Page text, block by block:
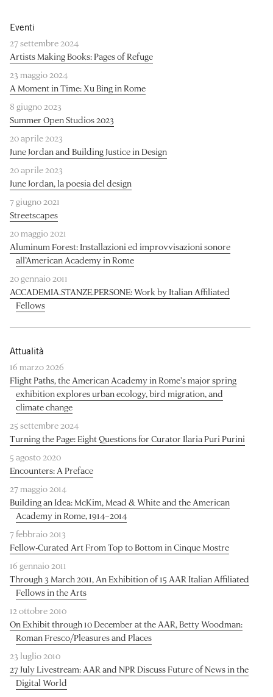
Eventi
27 settembre 2024
Artists Making Books: Pages of Refuge
23 maggio 2024
A Moment in Time: Xu Bing in Rome
8 giugno 2023
Summer Open Studios 2023
20 aprile 2023
June Jordan and Building Justice in Design
20 aprile 2023
June Jordan, la poesia del design
7 giugno 2021
Streetscapes
20 maggio 2021
Aluminum Forest: Installazioni ed improvvisazioni sonore
all’American Academy in Rome
20 gennaio 2011
ACCADEMIA.STANZE.PERSONE: Work by Italian Affiliated
Fellows
Attualità
16 marzo 2026
Flight Paths, the American Academy in Rome’s major spring
exhibition explores urban ecology, bird migration, and
climate change
25 settembre 2024
Turning the Page: Eight Questions for Curator Ilaria Puri Purini
5 agosto 2020
Encounters: A Preface
27 maggio 2014
Building an Idea: McKim, Mead & White and the American
Academy in Rome, 1914–2014
7 febbraio 2013
Fellow-Curated Art From Top to Bottom in Cinque Mostre
16 gennaio 2011
Through 3 March 2011, An Exhibition of 15 AAR Italian Affiliated
Fellows in the Arts
12 ottobre 2010
On Exhibit through 10 December at the AAR, Betty Woodman:
Roman Fresco/Pleasures and Places
23 luglio 2010
27 July Livestream: AAR and NPR Discuss Future of News in the
Digital World